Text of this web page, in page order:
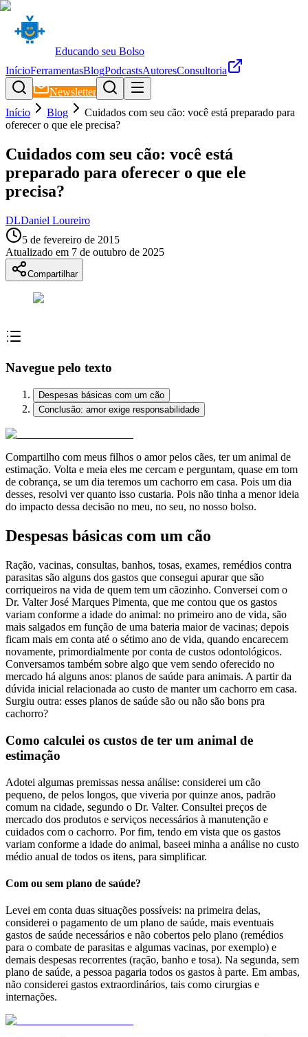
Educando seu Bolso
InícioFerramentasBlogPodcastsAutoresConsultoria
Newsletter
Início
Blog
Cuidados com seu cão: você está preparado para
oferecer o que ele precisa?
Cuidados com seu cão: você está
preparado para oferecer o que ele
precisa?
DLDaniel Loureiro
5 de fevereiro de 2015
Atualizado em 7 de outubro de 2025
Compartilhar
Navegue pelo texto
Despesas básicas com um cão
Conclusão: amor exige responsabilidade
Compartilho com meus filhos o amor pelos cães, ter um animal de
estimação. Volta e meia eles me cercam e perguntam, quase em tom
de cobrança, se um dia teremos um cachorro em casa. Pois um dia
desses, resolvi ver quanto isso custaria. Pois não tinha a menor ideia
do impacto dessa decisão no meu, no seu, no nosso bolso.
Despesas básicas com um cão
Ração, vacinas, consultas, banhos, tosas, exames, remédios contra
parasitas são alguns dos gastos que consegui apurar que são
corriqueiros na vida de quem tem um cãozinho. Conversei com o
Dr. Valter José Marques Pimenta, que me contou que os gastos
variam conforme a idade do animal: no primeiro ano de vida, são
mais salgados em função de uma bateria maior de vacinas; depois
ficam mais em conta até o sétimo ano de vida, quando encarecem
novamente, primordialmente por conta de custos odontológicos.
Conversamos também sobre algo que vem sendo oferecido no
mercado há alguns anos: planos de saúde para animais. A partir da
dúvida inicial relacionada ao custo de manter um cachorro em casa.
Surgiu outra: esses planos de saúde são ou não são bons pra
cachorro?
Como calculei os custos de ter um animal de
estimação
Adotei algumas premissas nessa análise: considerei um cão
pequeno, de pelos longos, que viveria por quinze anos, padrão
comum na cidade, segundo o Dr. Valter. Consultei preços de
mercado dos produtos e serviços necessários à manutenção e
cuidados com o cachorro. Por fim, tendo em vista que os gastos
variam conforme a idade do animal, baseei minha a análise no custo
médio anual de todos os itens, para simplificar.
Com ou sem plano de saúde?
Levei em conta duas situações possíveis: na primeira delas,
considerei o pagamento de um plano de saúde, mais eventuais
gastos de saúde necessários e não cobertos pelo plano (remédios
para o combate de parasitas e algumas vacinas, por exemplo) e
demais despesas recorrentes (ração, banho e tosa). Na segunda, sem
plano de saúde, a pessoa pagaria todos os gastos à parte. Em ambas,
não considerei gastos extraordinários, tais como cirurgias e
internações.